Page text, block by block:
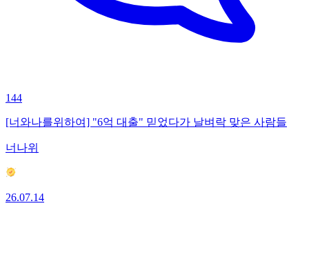
144
[너와나를위하여] "6억 대출" 믿었다가 날벼락 맞은 사람들
너나위
26.07.14